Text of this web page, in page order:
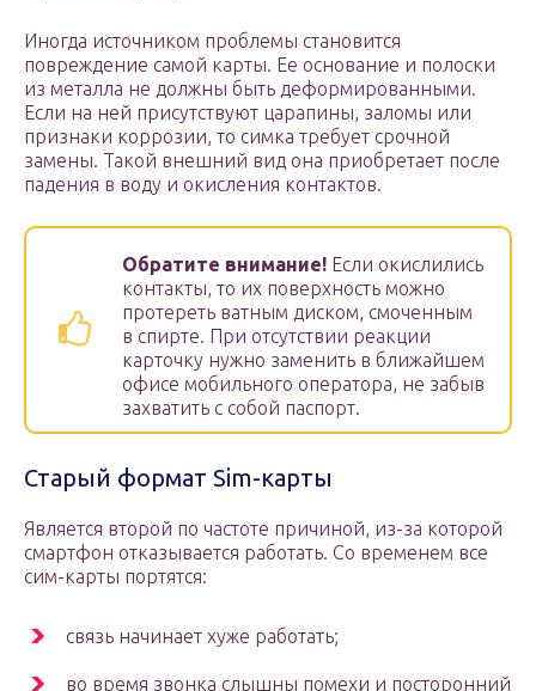
Иногда источником проблемы становится
повреждение самой карты. Ее основание и полоски
из металла не должны быть деформированными.
Если на ней присутствуют царапины, заломы или
признаки коррозии, то симка требует срочной
замены. Такой внешний вид она приобретает после
падения в воду и окисления контактов.
Обратите внимание! Если окислились
контакты, то их поверхность можно
протереть ватным диском, смоченным
в спирте. При отсутствии реакции
карточку нужно заменить в ближайшем
офисе мобильного оператора, не забыв
захватить с собой паспорт.
Старый формат Sim-карты
Является второй по частоте причиной, из-за которой
смартфон отказывается работать. Со временем все
сим-карты портятся:
связь начинает хуже работать;
во время звонка слышны помехи и посторонний